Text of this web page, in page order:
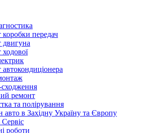
передач
двигуна
сходження
ремонт
та полірування
авто в Західну Україну та Європу
роботи